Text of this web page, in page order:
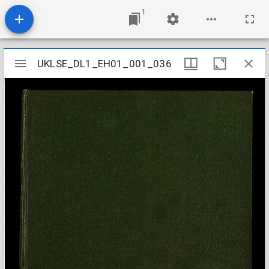
1
Mirador
viewer
UKLSE_DL1_EH01_001_036
UKLSE_DL1_EH01_001_036